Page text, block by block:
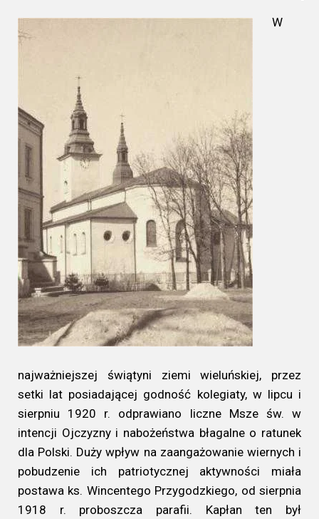
W
najważniejszej świątyni ziemi wieluńskiej, przez
setki lat posiadającej godność kolegiaty, w lipcu i
sierpniu 1920 r. odprawiano liczne Msze św. w
intencji Ojczyzny i nabożeństwa błagalne o ratunek
dla Polski. Duży wpływ na zaangażowanie wiernych i
pobudzenie ich patriotycznej aktywności miała
postawa ks. Wincentego Przygodzkiego, od sierpnia
1918 r. proboszcza parafii. Kapłan ten był